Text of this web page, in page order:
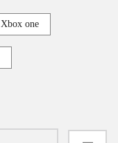
Xbox one